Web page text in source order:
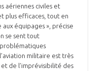
aériennes civiles et
plus efficaces, tout en
équipages », précise
se sent tout
militaire est très
de l’imprévisibilité des